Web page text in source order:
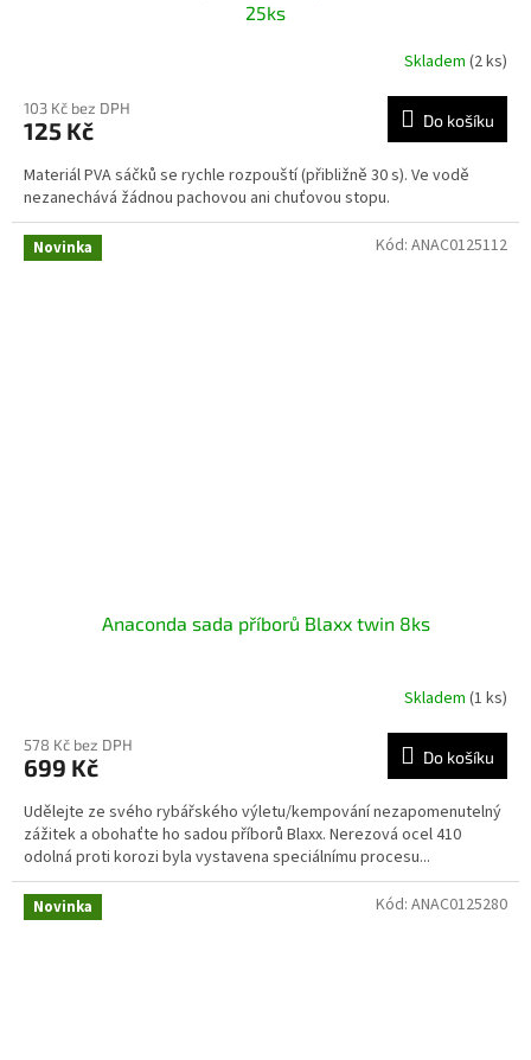
25ks
Skladem (2 ks)
103 Kč bez DPH
125 Kč Do košíku
Materiál PVA sáčků se rychle rozpouští (přibližně 30 s). Ve vodě
nezanechává žádnou pachovou ani chuťovou stopu.
Novinka
Anaconda sada příborů Blaxx twin 8ks
Skladem (1 ks)
578 Kč bez DPH
699 Kč Do košíku
Udělejte ze svého rybářského výletu/kempování nezapomenutelný
zážitek a obohaťte ho sadou příborů Blaxx. Nerezová ocel 410
odolná proti korozi byla vystavena speciálnímu procesu...
Kód: ANAC0125112
Novinka Kód: ANAC0125280